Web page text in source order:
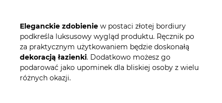
Eleganckie zdobienie w postaci złotej bordiury
podkreśla luksusowy wygląd produktu. Ręcznik po
za praktycznym użytkowaniem będzie doskonałą
dekoracją łazienki. Dodatkowo możesz go
podarować jako upominek dla bliskiej osoby z wielu
różnych okazji.